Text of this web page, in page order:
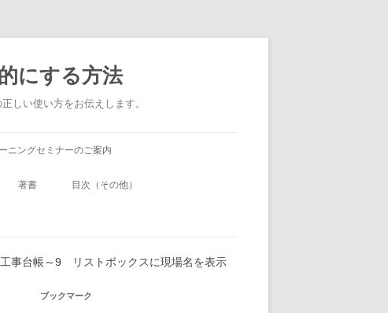
にする方法
しい使い方をお伝えします。
ニングセミナーのご案内
著書 目次（その他）
事台帳～9 リストボックスに現場名を表示
ブックマーク